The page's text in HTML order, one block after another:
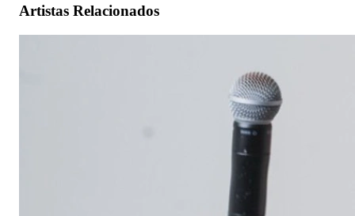
Artistas Relacionados